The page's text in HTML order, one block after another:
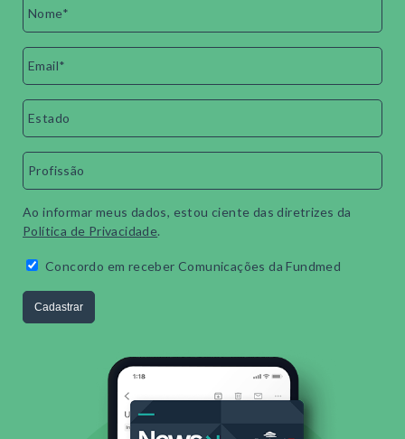
Ao informar meus dados, estou ciente das diretrizes da
Política de Privacidade.
Concordo em receber Comunicações da Fundmed